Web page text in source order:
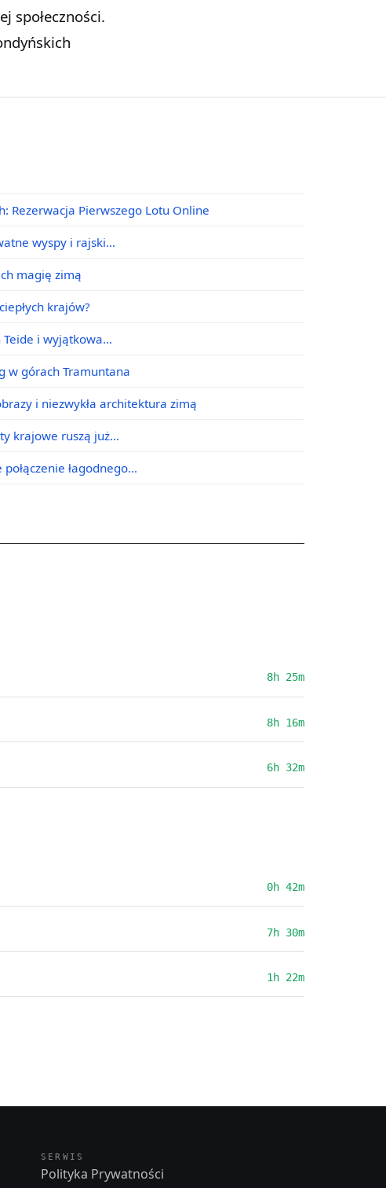
społeczności.
Rezerwacja Pierwszego Lotu Online
wyspy i rajski…
magię zimą
krajów?
Teide i wyjątkowa…
w górach Tramuntana
i niezwykła architektura zimą
krajowe ruszą już…
łagodnego…
8h 25m
8h 16m
6h 32m
0h 42m
7h 30m
1h 22m
SERWIS
Polityka Prywatności